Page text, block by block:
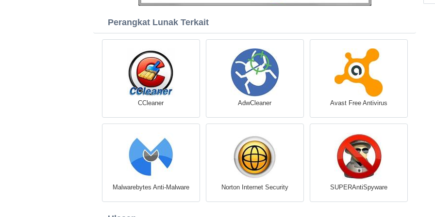
Perangkat Lunak Terkait
CCleaner AdwCleaner Avast Free Antivirus
Malwarebytes Anti-Malware Norton Internet Security SUPERAntiSpyware